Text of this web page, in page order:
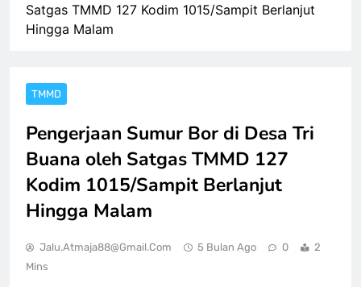
Satgas TMMD 127 Kodim 1015/Sampit Berlanjut
Hingga Malam
TMMD
Pengerjaan Sumur Bor di Desa Tri
Buana oleh Satgas TMMD 127
Kodim 1015/Sampit Berlanjut
Hingga Malam
Jalu.atmaja88@gmail.com 5 Bulan Ago 0
2
Mins